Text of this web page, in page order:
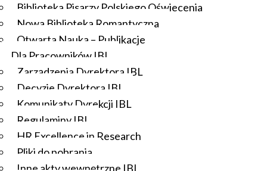
Biblioteka Pisarzy Polskiego Oświecenia
Nowa Biblioteka Romantyczna
Otwarta Nauka – Publikacje
Dla Pracowników IBL
Zarządzenia Dyrektora IBL
Decyzje Dyrektora IBL
Komunikaty Dyrekcji IBL
Regulaminy IBL
HR Excellence in Research
Pliki do pobrania
Inne akty wewnętrzne IBL
Discourse of the Polish-Lithuanian Commonwealth,